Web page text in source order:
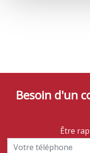
Besoin d'un
Être